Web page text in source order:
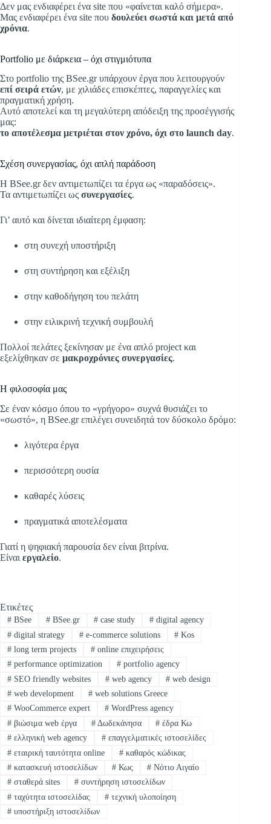
Δεν μας ενδιαφέρει ένα site που «φαίνεται καλό σήμερα».
Μας ενδιαφέρει ένα site που δουλεύει σωστά και μετά από
χρόνια.
Portfolio με διάρκεια – όχι στιγμιότυπα
Στο portfolio της BSee.gr υπάρχουν έργα που λειτουργούν
επί σειρά ετών, με χιλιάδες επισκέπτες, παραγγελίες και
πραγματική χρήση.
Αυτό αποτελεί και τη μεγαλύτερη απόδειξη της προσέγγισής
μας:
το αποτέλεσμα μετριέται στον χρόνο, όχι στο launch day.
Σχέση συνεργασίας, όχι απλή παράδοση
Η BSee.gr δεν αντιμετωπίζει τα έργα ως «παραδόσεις».
Τα αντιμετωπίζει ως συνεργασίες.
Γι’ αυτό και δίνεται ιδιαίτερη έμφαση:
στη συνεχή υποστήριξη
στη συντήρηση και εξέλιξη
στην καθοδήγηση του πελάτη
στην ειλικρινή τεχνική συμβουλή
Πολλοί πελάτες ξεκίνησαν με ένα απλό project και
εξελίχθηκαν σε μακροχρόνιες συνεργασίες.
Η φιλοσοφία μας
Σε έναν κόσμο όπου το «γρήγορο» συχνά θυσιάζει το
«σωστό», η BSee.gr επιλέγει συνειδητά τον δύσκολο δρόμο:
λιγότερα έργα
περισσότερη ουσία
καθαρές λύσεις
πραγματικά αποτελέσματα
Γιατί η ψηφιακή παρουσία δεν είναι βιτρίνα.
Είναι εργαλείο.
Ετικέτες
#BSee #BSee.gr # case study # digital agency
#digital strategy #e-commerce solutions # Kos
#long term projects #online επιχειρήσεις
#performance optimization #portfolio agency
#SEO friendly websites #web agency # web design
#web development #web solutions Greece
#WooCommerce expert #WordPress agency
#βιώσιμα web έργα #Δωδεκάνησα # έδρα Κω
#ελληνική web agency #επαγγελματικές ιστοσελίδες
#εταιρική ταυτότητα online #καθαρός κώδικας
#κατασκευή ιστοσελίδων #Κως # Νότιο Αιγαίο
#σταθερά sites #συντήρηση ιστοσελίδων
#ταχύτητα ιστοσελίδας #τεχνική υλοποίηση
#υποστήριξη ιστοσελίδων